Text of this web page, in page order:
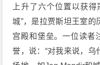
上升了六个位置以获得
城”，是拉贾斯坦王室
宫殿和堡垒。一位读者
誉，说：“对我来说，